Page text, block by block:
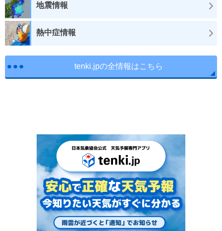
地震情報
熱中症情報
tenki.jpの全情報はこちら